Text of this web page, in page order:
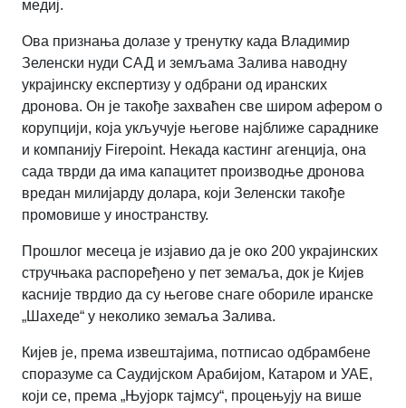
медиј.
Ова признања долазе у тренутку када Владимир
Зеленски нуди САД и земљама Залива наводну
украјинску експертизу у одбрани од иранских
дронова. Он је такође захваћен све широм афером о
корупцији, која укључује његове најближе сараднике
и компанију Firepoint. Некада кастинг агенција, она
сада тврди да има капацитет производње дронова
вредан милијарду долара, који Зеленски такође
промовише у иностранству.
Прошлог месеца је изјавио да је око 200 украјинских
стручњака распоређено у пет земаља, док је Кијев
касније тврдио да су његове снаге обориле иранске
„Шахеде“ у неколико земаља Залива.
Кијев је, према извештајима, потписао одбрамбене
споразуме са Саудијском Арабијом, Катаром и УАЕ,
који се, према „Њујорк тајмсу“, процењују на више